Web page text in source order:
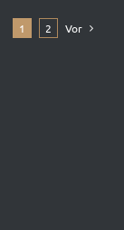
1 2 Vor